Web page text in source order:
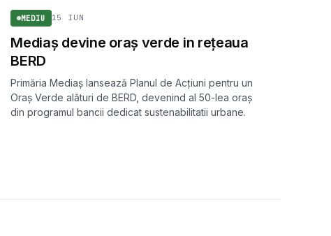
MEDIU 15 IUN
Mediaș devine oraș verde in rețeaua
BERD
Primăria Mediaș lansează Planul de Acțiuni pentru un
Oraș Verde alături de BERD, devenind al 50-lea oraș
din programul bancii dedicat sustenabilitatii urbane.